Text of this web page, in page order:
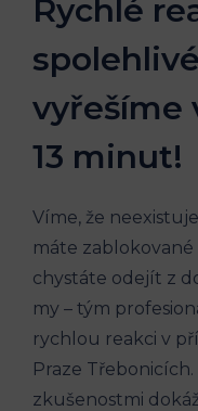
Rychlé
vyřešíme
13 minut!
Víme, že
máte zablokované
chystáte odejít z
my – tým
rychlou reakci v
Praze Třebonicích.
zkušenostmi